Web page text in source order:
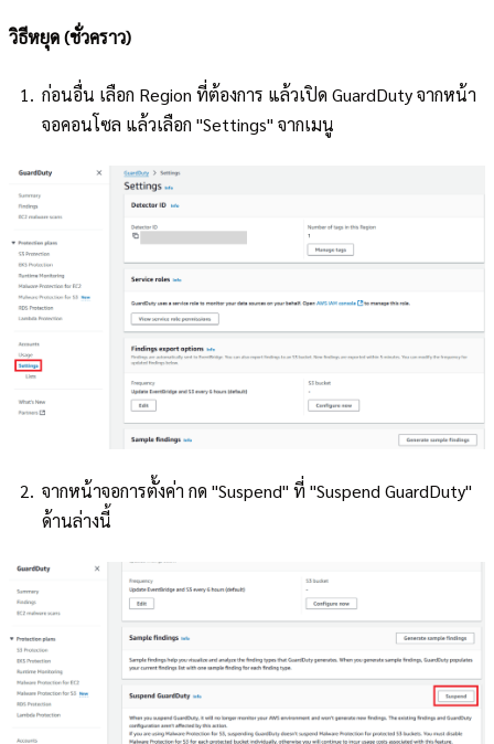
วิธีหยุด (ชั่วคราว)
ก่อนอื่น เลือก Region ที่ต้องการ แล้วเปิด GuardDuty จากหน้า
จอคอนโซล แล้วเลือก "Settings" จากเมนู
จากหน้าจอการตั้งค่า กด "Suspend" ที่ "Suspend GuardDuty"
ด้านล่างนี้